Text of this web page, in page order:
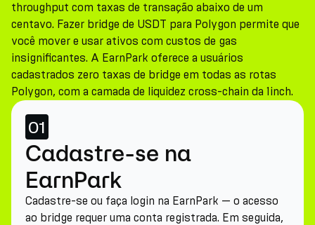
throughput com taxas de transação abaixo de um
centavo. Fazer bridge de USDT para Polygon permite que
você mover e usar ativos com custos de gas
insignificantes. A EarnPark oferece a usuários
cadastrados zero taxas de bridge em todas as rotas
Polygon, com a camada de liquidez cross-chain da 1inch.
01
Cadastre-se na
EarnPark
Cadastre-se ou faça login na EarnPark — o acesso
ao bridge requer uma conta registrada. Em seguida,